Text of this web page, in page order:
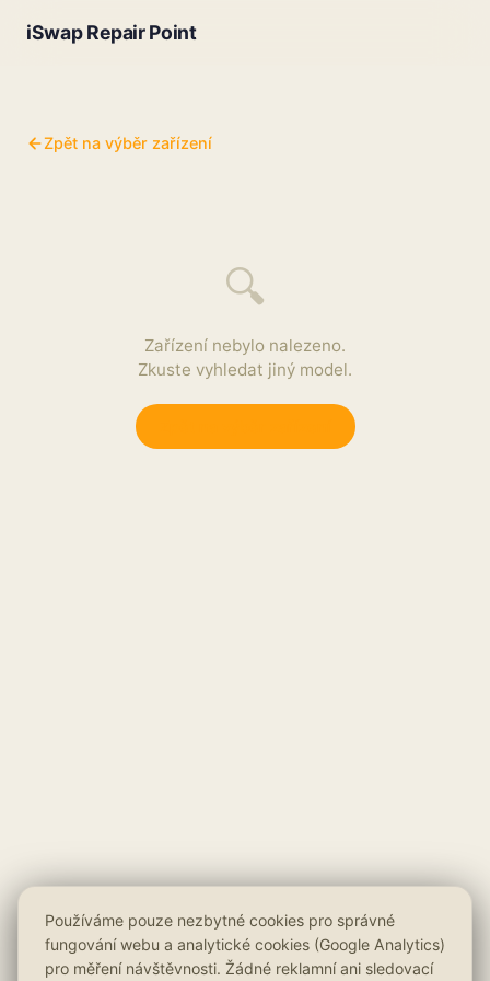
iSwap Repair Point
Zpět na výběr zařízení
🔍
Zařízení nebylo nalezeno.
Zkuste vyhledat jiný model.
Používáme pouze nezbytné cookies pro správné
fungování webu a analytické cookies (Google Analytics)
pro měření návštěvnosti. Žádné reklamní ani sledovací